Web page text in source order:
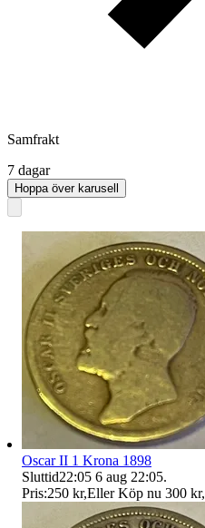
Samfrakt
7 dagar
Hoppa över karusell
Oscar II 1 Krona 1898
Sluttid22:05 6 aug 22:05.
Pris:250 kr,Eller Köp nu 300 kr,